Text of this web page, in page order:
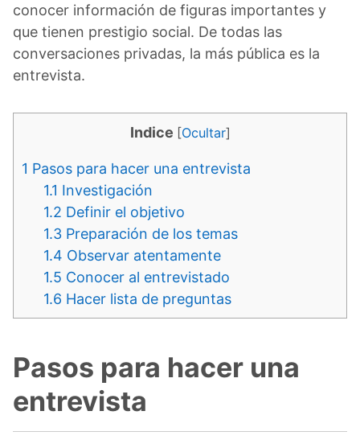
conocer información de figuras importantes y
que tienen prestigio social. De todas las
conversaciones privadas, la más pública es la
entrevista.
Indice [Ocultar]
1 Pasos para hacer una entrevista
1.1 Investigación
1.2 Definir el objetivo
1.3 Preparación de los temas
1.4 Observar atentamente
1.5 Conocer al entrevistado
1.6 Hacer lista de preguntas
Pasos para hacer una
entrevista